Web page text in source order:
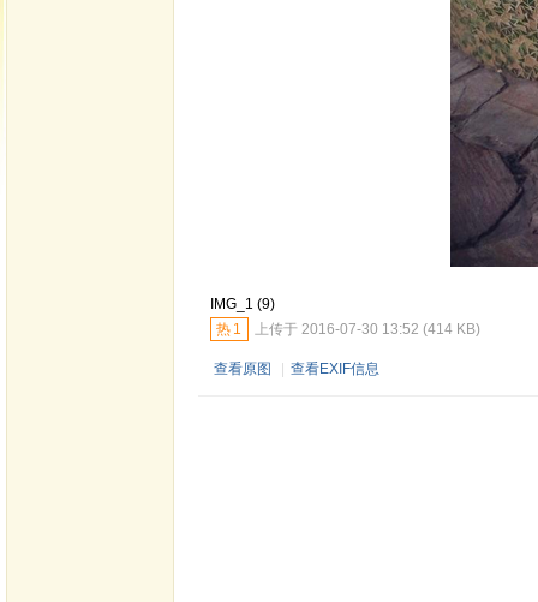
IMG_1 (9)
热 1 上传于 2016-07-30 13:52 (414 KB)
查看原图 查看EXIF信息